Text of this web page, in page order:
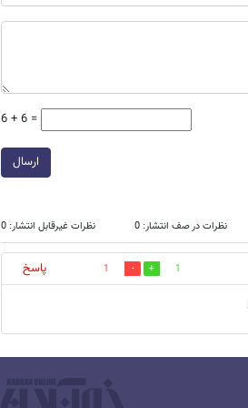
6 + 6 =
ارسال
نظرات در صف انتشار: 0 نظرات غیرقابل انتشار: 0
1
1
پاسخ